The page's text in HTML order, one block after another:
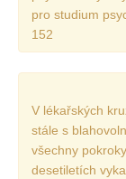
pro studium
152
V lékařských
stále s
všechny
desetiletích